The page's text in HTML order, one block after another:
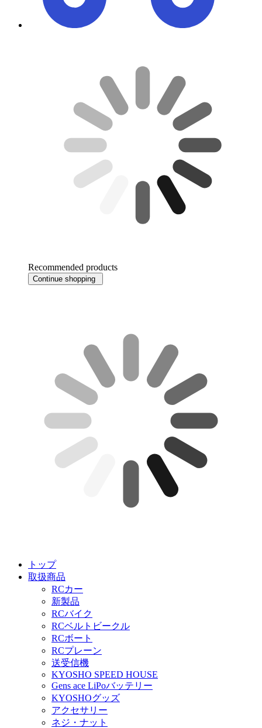
Recommended products
Continue shopping
トップ
取扱商品
RCカー
新製品
RCバイク
RCベルトビークル
RCボート
RCプレーン
送受信機
KYOSHO SPEED HOUSE
Gens ace LiPoバッテリー
KYOSHOグッズ
アクセサリー
ネジ・ナット